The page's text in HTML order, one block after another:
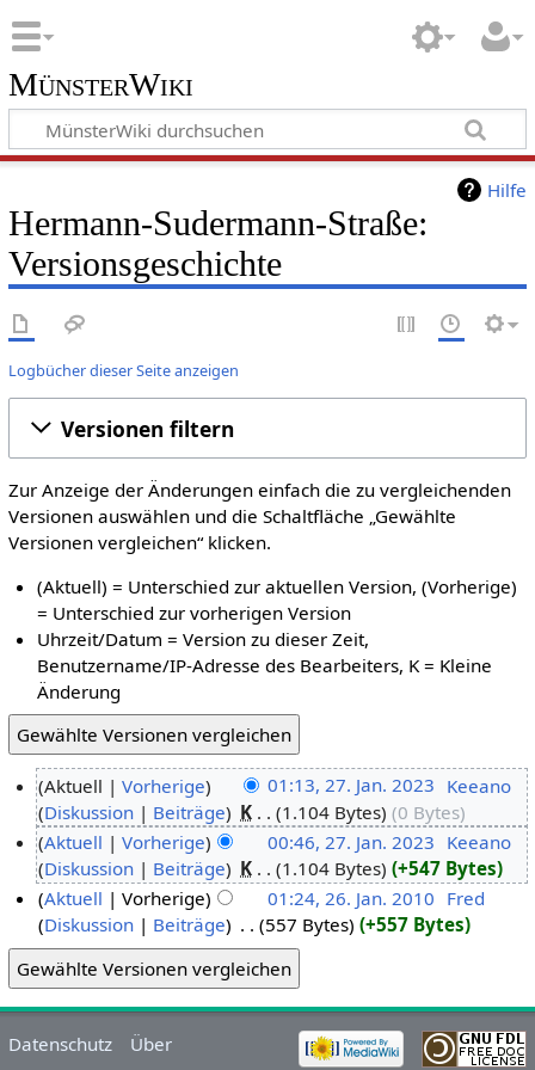
MünsterWiki
Hilfe
Hermann-Sudermann-Straße:
Versionsgeschichte
Logbücher dieser Seite anzeigen
Versionen filtern
Zur Anzeige der Änderungen einfach die zu vergleichenden
Versionen auswählen und die Schaltfläche „Gewählte
Versionen vergleichen“ klicken.
(Aktuell) = Unterschied zur aktuellen Version, (Vorherige)
= Unterschied zur vorherigen Version
Uhrzeit/Datum = Version zu dieser Zeit,
Benutzername/IP-Adresse des Bearbeiters, K = Kleine
Änderung
Aktuell Vorherige 01:13, 27. Jan. 2023 Keeano
Diskussion
Beiträge K 1.104 Bytes
0 Bytes
Aktuell
Vorherige 00:46, 27. Jan. 2023 Keeano
Diskussion
Beiträge K 1.104 Bytes
+547 Bytes
Aktuell
Vorherige 01:24, 26. Jan. 2010 Fred
Diskussion
Beiträge 557 Bytes +557 Bytes
Datenschutz
Über